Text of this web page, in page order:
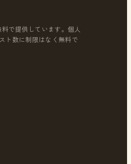
で提供しています。個人
ト数に制限はなく無料で